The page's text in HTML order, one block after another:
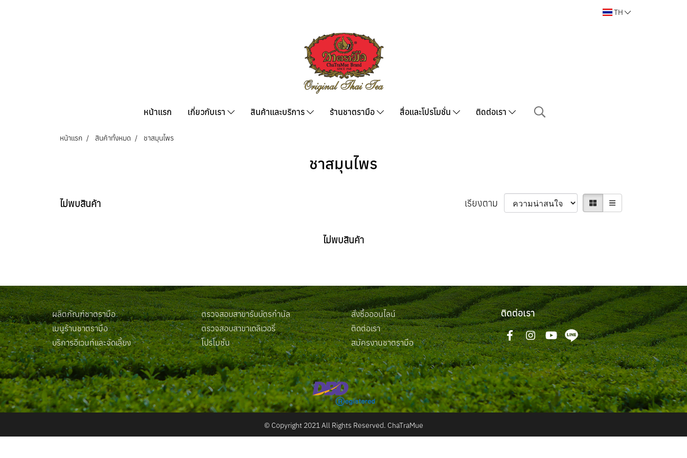
TH
หน้าแรก เกี่ยวกับเรา สินค้าและบริการ ร้านชาตรามือ สื่อและโปรโมชั่น ติดต่อเรา
หน้าแรก สินค้าทั้งหมด ชาสมุนไพร
ชาสมุนไพร
ไม่พบสินค้า เรียงตาม
ไม่พบสินค้า
ผลิตภัณฑ์ชาตรามือ
เมนูร้านชาตรามือ
บริการอีเวนท์และจัดเลี้ยง
ตรวจสอบสาขารับบัตรกำนัล
ตรวจสอบสาขาเดลิเวอรี่
โปรโมชั่น
สั่งซื้อออนไลน์
ติดต่อเรา
สมัครงานชาตรามือ
ติดต่อเรา
© Copyright 2021 All Rights Reserved. ChaTraMue